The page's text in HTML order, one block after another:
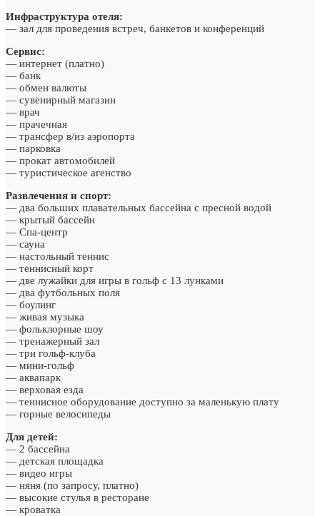
Инфраструктура отеля:
— зал для проведения встреч, банкетов и конференций
Сервис:
— интернет (платно)
— банк
— обмен валюты
— сувенирный магазин
— врач
— прачечная
— трансфер в/из аэропорта
— парковка
— прокат автомобилей
— туристическое агенство
Развлечения и спорт:
— два больших плавательных бассейна с пресной водой
— крытый бассейн
— Спа-центр
— сауна
— настольный теннис
— теннисный корт
— две лужайки для игры в гольф с 13 лунками
— два футбольных поля
— боулинг
— живая музыка
— фольклорные шоу
— тренажерный зал
— три гольф-клуба
— мини-гольф
— аквапарк
— верховая езда
— теннисное оборудование доступно за маленькую плату
— горные велосипеды
Для детей:
— 2 бассейна
— детская площадка
— видео игры
— няня (по запросу, платно)
— высокие стулья в ресторане
— кроватка